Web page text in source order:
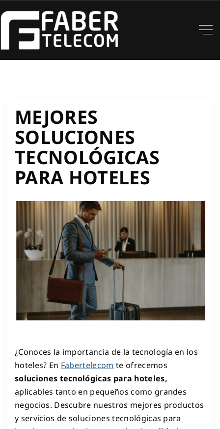
MEJORES
SOLUCIONES
TECNOLÓGICAS
PARA HOTELES
¿Conoces la importancia de la tecnología en los
hoteles? En Fabertelecom te ofrecemos
soluciones tecnológicas para hoteles,
aplicables tanto en pequeños como grandes
negocios. Descubre nuestros mejores productos
y servicios de soluciones tecnológicas para